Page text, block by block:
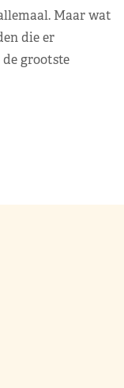
Maar wat
die er
grootste